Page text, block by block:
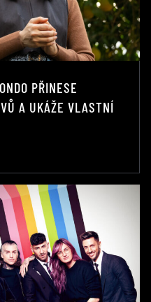
PŘINESE
A UKÁŽE VLASTNÍ